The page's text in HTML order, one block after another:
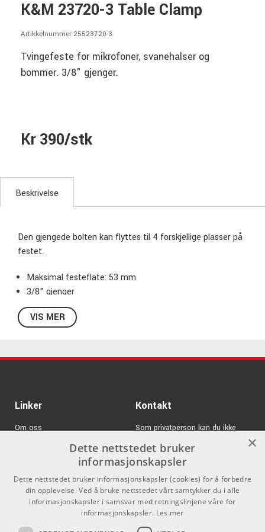
K&M 23720-3 Table Clamp
Artikkelnummer 25523720-3
Tvingefeste for mikrofoner, svanehalser og
bommer. 3/8" gjenger.
Kr 390/stk
Beskrivelse
Den gjengede bolten kan flyttes til 4 forskjellige plasser på
festet.
Maksimal festeflate: 53 mm
3/8" gjenger
VIS MER
Linker
Om oss
GDPR & Cookies
Kontakt
Som privatperson kan du ikke
kjøpe på denne nettsiden, alt salg
skjer gjennom våre forhandlere.
info@emnordic.no
×
Dette nettstedet bruker
informasjonskapsler
Dette nettstedet bruker informasjonskapsler (cookies) for å forbedre
din opplevelse. Ved å bruke nettstedet vårt samtykker du i alle
informasjonskapsler i samsvar med retningslinjene våre for
informasjonskapsler. Les mer